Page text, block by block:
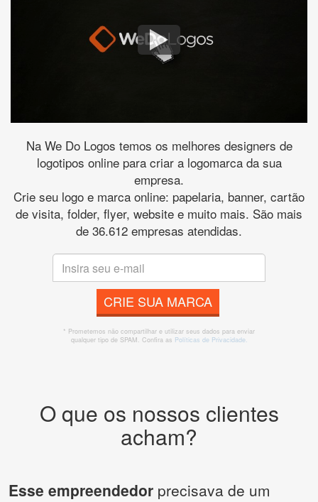
Na We Do Logos temos os melhores designers de
logotipos online para criar a logomarca da sua
empresa.
Crie seu logo e marca online: papelaria, banner, cartão
de visita, folder, flyer, website e muito mais. São mais
de 36.612 empresas atendidas.
CRIE SUA MARCA
* Prometemos não compartilhar e utilizar seus dados para enviar
qualquer tipo de SPAM. Confira as Políticas de Privacidade.
O que os nossos clientes
acham?
Esse empreendedor precisava de um